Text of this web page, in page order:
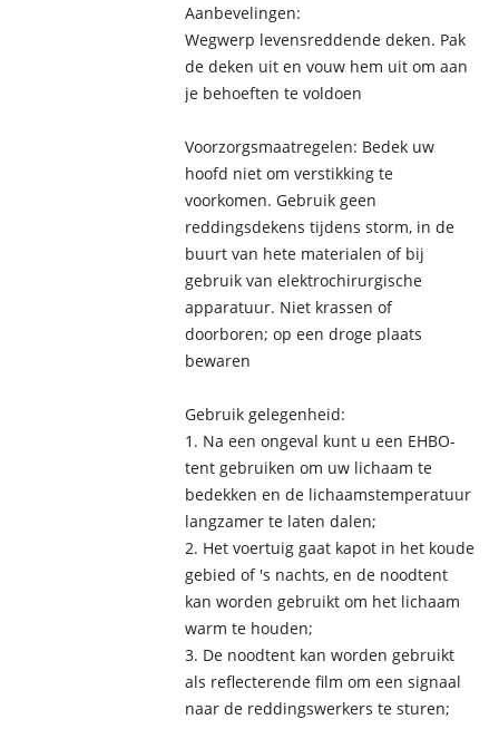
Aanbevelingen:
Wegwerp levensreddende deken. Pak
de deken uit en vouw hem uit om aan
je behoeften te voldoen
Voorzorgsmaatregelen: Bedek uw
hoofd niet om verstikking te
voorkomen. Gebruik geen
reddingsdekens tijdens storm, in de
buurt van hete materialen of bij
gebruik van elektrochirurgische
apparatuur. Niet krassen of
doorboren; op een droge plaats
bewaren
Gebruik gelegenheid:
1. Na een ongeval kunt u een EHBO-
tent gebruiken om uw lichaam te
bedekken en de lichaamstemperatuur
langzamer te laten dalen;
2. Het voertuig gaat kapot in het koude
gebied of 's nachts, en de noodtent
kan worden gebruikt om het lichaam
warm te houden;
3. De noodtent kan worden gebruikt
als reflecterende film om een ​​signaal
naar de reddingswerkers te sturen;